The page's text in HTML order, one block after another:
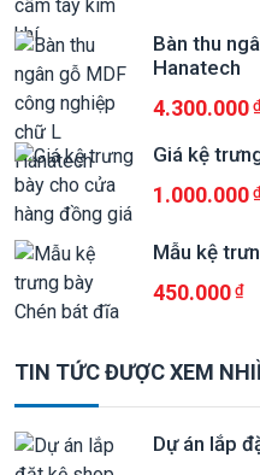
Bàn thu
Hanatech
4.300.000
Giá kệ
1.000.000
Mẫu kệ
450.000
TIN TỨC ĐƯỢC XEM
Dự án lắp